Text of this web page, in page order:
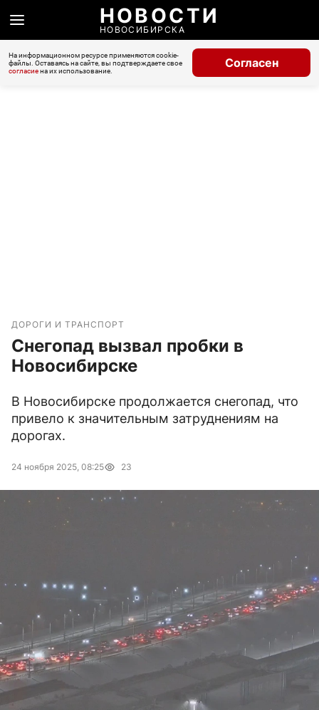
НОВОСТИ
НОВОСИБИРСКА
На информационном ресурсе применяются cookie-
файлы. Оставаясь на сайте, вы подтверждаете свое
согласиена их использование.
Согласен
ДОРОГИ И ТРАНСПОРТ
Снегопад вызвал пробки в
Новосибирске
В Новосибирске продолжается снегопад, что
привело к значительным затруднениям на
дорогах.
24 ноября 2025, 08:25 23